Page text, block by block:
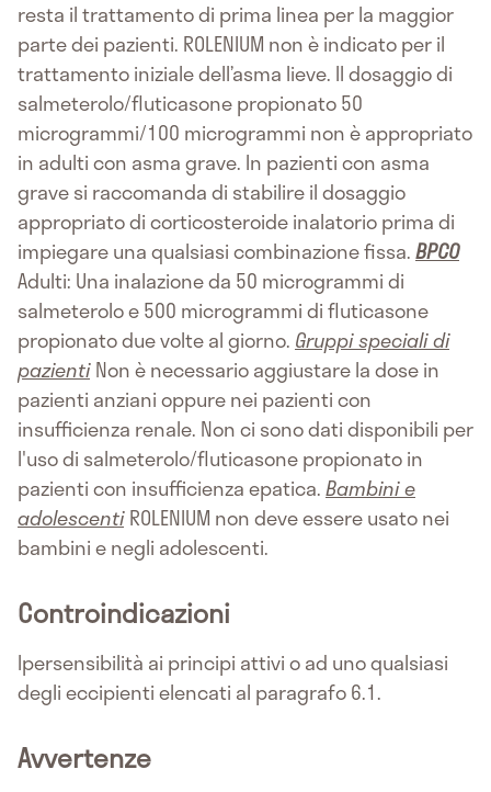
resta il trattamento di prima linea per la maggior
parte dei pazienti. ROLENIUM non è indicato per il
trattamento iniziale dell’asma lieve. Il dosaggio di
salmeterolo/fluticasone propionato 50
microgrammi/100 microgrammi non è appropriato
in adulti con asma grave. In pazienti con asma
grave si raccomanda di stabilire il dosaggio
appropriato di corticosteroide inalatorio prima di
impiegare una qualsiasi combinazione fissa.BPCO
Adulti: Una inalazione da 50 microgrammi di
salmeterolo e 500 microgrammi di fluticasone
propionato due volte al giorno. Gruppi speciali di
pazienti Non è necessario aggiustare la dose in
pazienti anziani oppure nei pazienti con
insufficienza renale. Non ci sono dati disponibili per
l'uso di salmeterolo/fluticasone propionato in
pazienti con insufficienza epatica.Bambini e
adolescenti ROLENIUM non deve essere usato nei
bambini e negli adolescenti.
Controindicazioni
Ipersensibilità ai principi attivi o ad uno qualsiasi
degli eccipienti elencati al paragrafo 6.1.
Avvertenze